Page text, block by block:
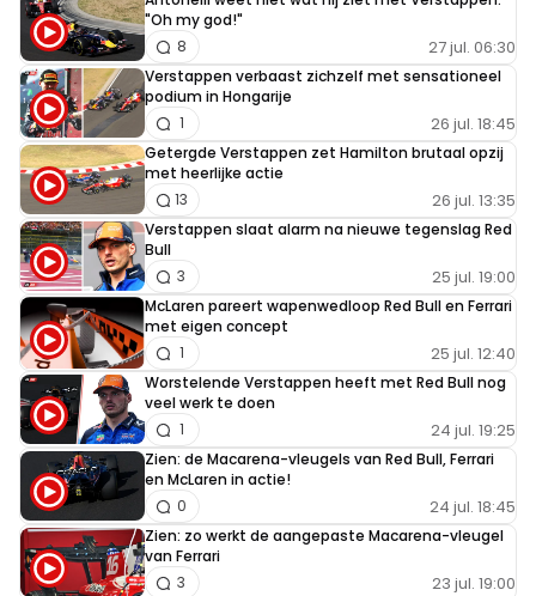
21 oktober 2023 15:56
Als de diva Maxima komt aanscheuren moet iedereen aan
de kant.
Dit bericht is aangepast op:21-10
eppo-van-straten#78646
21 oktober 2023 20:18
Die bet voor de snelste pitstop voor Max is er niet
Fedal
22 oktober 2023 06:46
Ach, het gaat eens een keertje niet zoals deze Belgische
meneer wilt dat het gaat. Waar maakt hij zich toch druk
om? De beide kampioenschappen zijn binnen. Verstappen
weet toch ook wel, dat als hij zelfs vanuit de pitstraat
start, de race nog makkelijk kan winnen?
"Oh my god!"
27 jul. 06:30
8
Verstappen verbaast zichzelf met sensationeel
podium in Hongarije
26 jul. 18:45
1
Getergde Verstappen zet Hamilton brutaal opzij
met heerlijke actie
26 jul. 13:35
13
Verstappen slaat alarm na nieuwe tegenslag Red
Bull
25 jul. 19:00
3
McLaren pareert wapenwedloop Red Bull en Ferrari
met eigen concept
25 jul. 12:40
1
Worstelende Verstappen heeft met Red Bull nog
veel werk te doen
24 jul. 19:25
1
Zien: de Macarena-vleugels van Red Bull, Ferrari
en McLaren in actie!
24 jul. 18:45
0
Zien: zo werkt de aangepaste Macarena-vleugel
van Ferrari
23 jul. 19:00
3